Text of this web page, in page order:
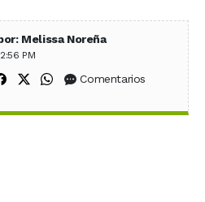
Melissa Noreña
PM
Compartir en Facebook
Compartir en X (Twitter)
Compartir en WhatsApp
Comentarios